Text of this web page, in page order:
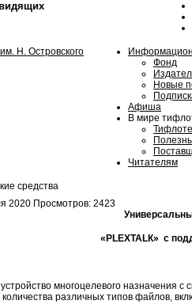
Фонд
Новые
Афиша
В мире
Читателям
средства
2020 Просмотров: 2423
«РLЕХТАLК» с
многоцелевого назначения
различных типов файлов,